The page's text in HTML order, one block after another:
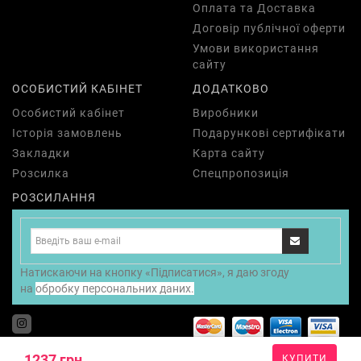
КУПИТИ
Оплата та Доставка
Договір публічної оферти
Умови використання
сайту
ОСОБИСТИЙ КАБІНЕТ
Особистий кабінет
Історія замовлень
Закладки
Розсилка
ДОДАТКОВО
Виробники
Подарункові сертифікати
Карта сайту
Спецпропозиція
РОЗСИЛАННЯ
Натискаючи на кнопку «Підписатися», я даю згоду
на обробку персональних даних.
Nyx Ukraine @ Copyright 2010-2025